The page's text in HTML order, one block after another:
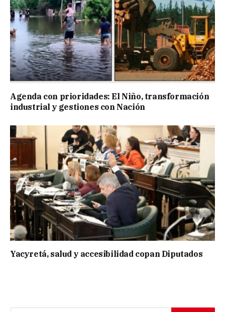
Agenda con prioridades: El Niño, transformación
industrial y gestiones con Nación
Yacyretá, salud y accesibilidad copan Diputados